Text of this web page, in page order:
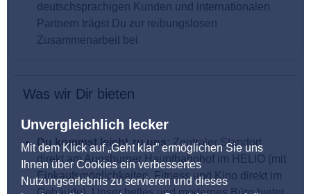
Unvergleichlich lecker
Mit dem Klick auf „Geht klar” ermöglichen Sie uns
Ihnen über Cookies ein verbessertes
Nutzungserlebnis zu servieren und dieses
deutschsprachigen Kunden und internationalen
Partnern trägst Du zur reibungslosen
Zusammenarbeit bei
Was wir Dir bieten
Du kommst leicht zu uns: Zentraler Standort
direkt am Augsburger Hauptbahnhof im HELIO (mit
Einkaufsmöglichkeiten, Fitness und Kino direkt im